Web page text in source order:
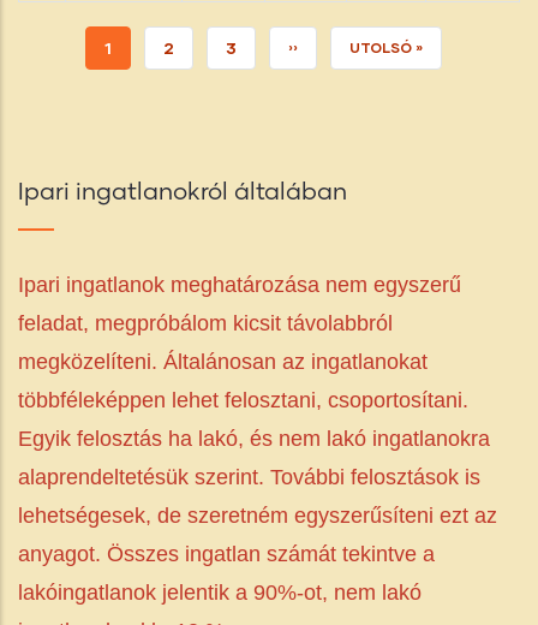
JELENLEGI
1 PAGE
2 PAGE
3 KÖVETKEZŐ
›› UTOLSÓ
UTOLSÓ »
Ipari ingatlanokról általában
Ipari ingatlanok meghatározása nem egyszerű
feladat, megpróbálom kicsit távolabbról
megközelíteni. Általánosan az ingatlanokat
többféleképpen lehet felosztani, csoportosítani.
Egyik felosztás ha lakó, és nem lakó ingatlanokra
alaprendeltetésük szerint. További felosztások is
lehetségesek, de szeretném egyszerűsíteni ezt az
anyagot. Összes ingatlan számát tekintve a
lakóingatlanok jelentik a 90%-ot, nem lakó